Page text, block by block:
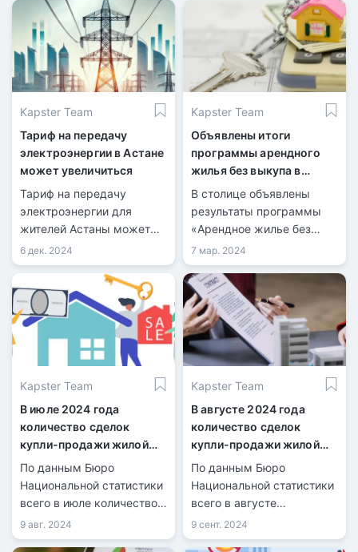
Kapster Team
Тариф на передачу
электроэнергии в Астане
может увеличиться
Тариф на передачу
электроэнергии для
жителей Астаны может
вырасти почти на 20
процентов.
Электросетевая компания
уже подала заявку на его
повышение в столичный
департамент Комитета по
регулированию
естественных монополий.
6 дек. 2024
Kapster Team
Объявлены итоги
программы арендного
жилья без выкупа в
Астане
В столице объявлены
результаты программы
«Арендное жилье без
права выкупа» для
многодетных семей,
детей-сирот и тех, кто
остался без попечения
родителей, а также для
социально уязвимых
групп населения.
7 мар. 2024
Kapster Team
В июле 2024 года
количество сделок
купли-продажи жилой
недвижимости
увеличилось на 21,7%
По данным Бюро
Национальной статистики
всего в июле количество
зарегистрированных
сделок купли-продажи
9 авг. 2024
Kapster Team
В августе 2024 года
количество сделок
купли-продажи жилой
недвижимости
увеличилось на 1,8%
По данным Бюро
Национальной статистики
всего в августе
количество
зарегистрированных
9 сент. 2024